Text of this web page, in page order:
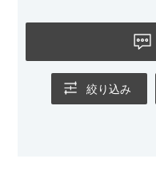
ないのもお気に入りのポ
の後ろ側を通ることも多
ても美しく、空間の印象
絞り込み